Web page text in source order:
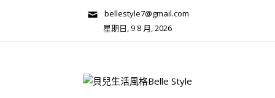
bellestyle7@gmail.com
星期日, 9 8 月, 2026